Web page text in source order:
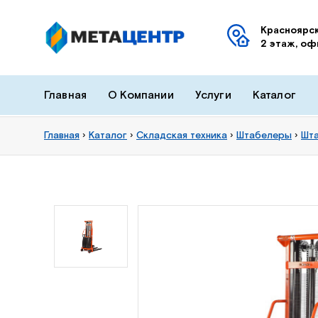
2 этаж,
Главная О Компании Услуги Каталог
Главная › Каталог › Складская техника › Штабелеры ›